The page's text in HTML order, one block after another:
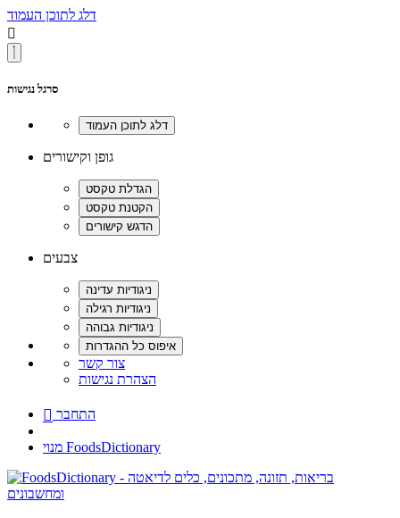
דלג לתוכן העמוד

סרגל נגישות
גופן וקישורים
צבעים
צור קשר
הצהרת נגישות
 התחבר
מנוי FoodsDictionary